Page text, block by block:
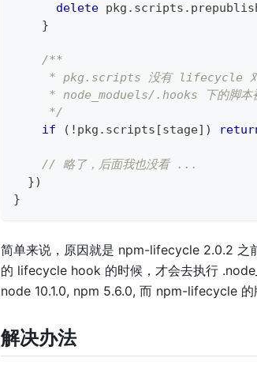
delete pkg . scripts .
}
/**
* pkg.scripts 没有 lifecycle
* node_moduels/.hooks 下的脚本
     */
if
( ! pkg . scripts [stage] )
// 略了，后面我也没看 ...
})
}
简单来说，原因就是 npm-lifecycle 2.0.2 之
的 lifecycle hook 的时候，才会去执行
node 10.1.0, npm 5.6.0, 而 npm-lifecycle
解决办法